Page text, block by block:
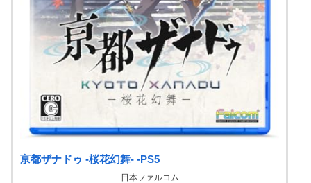
亰都ザナドゥ -桜花幻舞- -PS5
日本ファルコム